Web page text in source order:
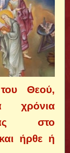
Θεού,
χρόνια
στο
ήρθε ή